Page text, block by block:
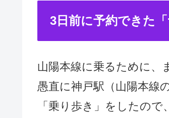
3日前に予約できた
山陽本線に乗るために、
愚直に神戸駅（山陽本線
「乗り歩き」をしたの